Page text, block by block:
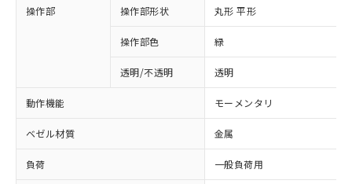
操作部 操作部形状 丸形 平形
操作部色 緑
透明/不透明 透明
動作機能 モーメンタリ
ベゼル材質 金属
負荷 一般負荷用